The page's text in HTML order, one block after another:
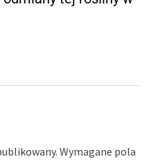
Wymagane pola